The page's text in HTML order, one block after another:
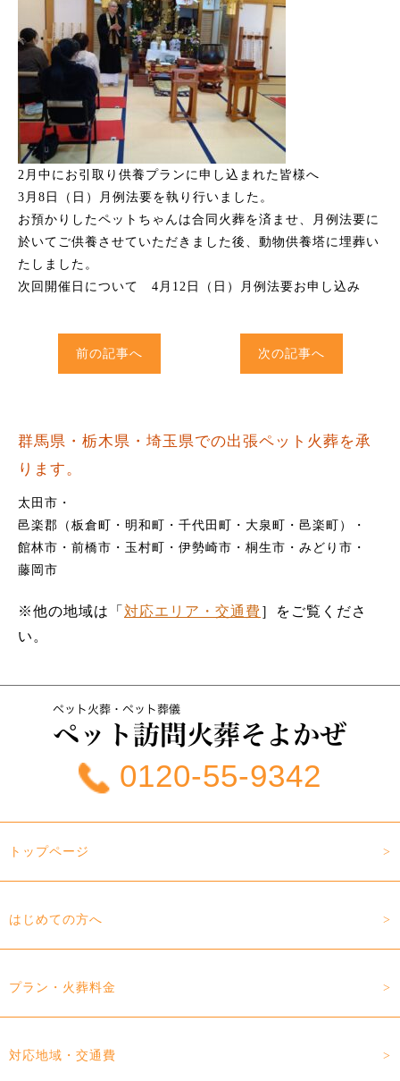
2月中にお引取り供養プランに申し込まれた皆様へ
3月8日（日）月例法要を執り行いました。
お預かりしたペットちゃんは合同火葬を済ませ、月例法要に
於いてご供養させていただきました後、動物供養塔に埋葬い
たしました。
次回開催日について 4月12日（日）月例法要お申し込み
前の記事へ 次の記事へ
群馬県・栃木県・埼玉県での出張ペット火葬を承
ります。
太田市
邑楽郡（板倉町・明和町・千代田町・大泉町・邑楽町）
館林市
前橋市 玉村町 伊勢崎市 桐生市
みどり市
藤岡市
※他の地域は「 対応エリア・交通費］をご覧くださ
い。
0120-55-9342
トップページ
はじめての方へ
プラン・火葬料金
対応地域・交通費